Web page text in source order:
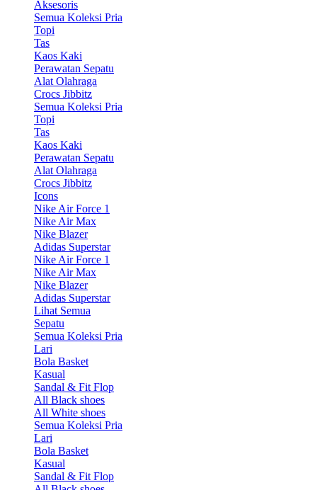
Aksesoris
Semua Koleksi Pria
Topi
Tas
Kaos Kaki
Perawatan Sepatu
Alat Olahraga
Crocs Jibbitz
Semua Koleksi Pria
Topi
Tas
Kaos Kaki
Perawatan Sepatu
Alat Olahraga
Crocs Jibbitz
Icons
Nike Air Force 1
Nike Air Max
Nike Blazer
Adidas Superstar
Nike Air Force 1
Nike Air Max
Nike Blazer
Adidas Superstar
Lihat Semua
Sepatu
Semua Koleksi Pria
Lari
Bola Basket
Kasual
Sandal & Fit Flop
All Black shoes
All White shoes
Semua Koleksi Pria
Lari
Bola Basket
Kasual
Sandal & Fit Flop